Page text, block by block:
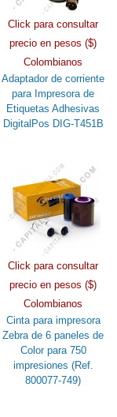
Click para consultar
precio en pesos ($)
Colombianos
Adaptador de corriente
para Impresora de
Etiquetas Adhesivas
DigitalPos DIG-T451B
Click para consultar
precio en pesos ($)
Colombianos
Cinta para impresora
Zebra de 6 paneles de
Color para 750
impresiones (Ref.
800077-749)